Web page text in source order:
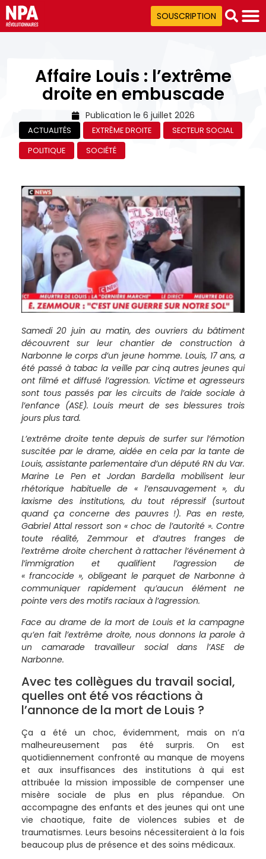
SOUSCRIPTION
Affaire Louis : l’extrême
droite en embuscade
Publication le 6 juillet 2026
ACTUALITÉS EXTRÊME DROITE
SECTEUR SOCIAL
POLITIQUE
SOCIÉTÉ
Samedi 20 juin au matin, des ouvriers du bâtiment
découvrent sur leur chantier de construction à
Narbonne le corps d’un jeune homme. Louis, 17 ans, a
été passé à tabac la veille par cinq autres jeunes qui
ont filmé et diffusé l’agression. Victime et agresseurs
sont tous passés par les circuits de l’aide sociale à
l’enfance (ASE). Louis meurt de ses blessures trois
jours plus tard.
L’extrême droite tente depuis de surfer sur l’émotion
suscitée par le drame, aidée en cela par la tante de
Louis, assistante parlementaire d’un député RN du Var.
Marine Le Pen et Jordan Bardella mobilisent leur
rhétorique habituelle de « l’ensauvagement », du
laxisme des institutions, du tout répressif (surtout
quand ça concerne des pauvres !). Pas en reste,
Gabriel Attal ressort son « choc de l’autorité ». Contre
toute réalité, Zemmour et d’autres franges de
l’extrême droite cherchent à rattacher l’événement à
l’immigration et qualifient l’agression de
« francocide », obligeant le parquet de Narbonne à
communiquer rapidement qu’aucun élément ne
pointe vers des motifs raciaux à l’agression.
Face au drame de la mort de Louis et la campagne
qu’en fait l’extrême droite, nous donnons la parole à
un camarade travailleur social dans l’ASE de
Narbonne.
Avec tes collègues du travail social,
quelles ont été vos réactions à
l’annonce de la mort de Louis ?
Ça a été un choc, évidemment, mais on n’a
malheureusement pas été surpris. On est
quotidiennement confronté au manque de moyens
et aux insuffisances des institutions à qui est
attribuée la mission impossible de compenser une
misère sociale de plus en plus répandue. On
accompagne des enfants et des jeunes qui ont une
vie chaotique, faite de violences subies et de
traumatismes. Leurs besoins nécessiteraient à la fois
beaucoup plus de présence et des soins médicaux.